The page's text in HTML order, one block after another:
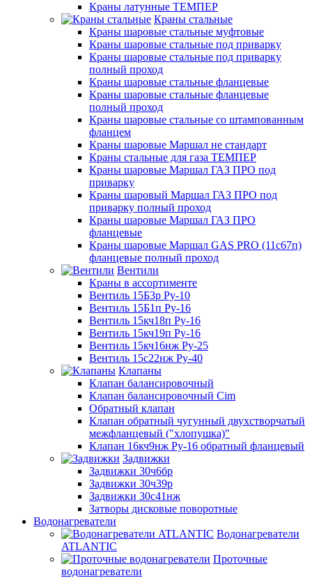
Краны латунные ТЕМПЕР
Краны стальные
Краны шаровые стальные муфтовые
Краны шаровые стальные под приварку
Краны шаровые стальные под приварку
полный проход
Краны шаровые стальные фланцевые
Краны шаровые стальные фланцевые
полный проход
Краны шаровые стальные со штампованным
фланцем
Краны шаровые Маршал не стандарт
Краны стальные для газа ТЕМПЕР
Краны шаровые Маршал ГАЗ ПРО под
приварку
Краны шаровый Маршал ГАЗ ПРО под
приварку полный проход
Краны шаровые Маршал ГАЗ ПРО
фланцевые
Краны шаровые Маршал GAS PRO (11с67п)
фланцевые полный проход
Вентили
Краны в ассортименте
Вентиль 15Б3р Ру-10
Вентиль 15Б1п Ру-16
Вентиль 15кч18п Ру-16
Вентиль 15кч19п Ру-16
Вентиль 15кч16нж Ру-25
Вентиль 15с22нж Ру-40
Клапаны
Клапан балансировочный
Клапан балансировочный Cim
Обратный клапан
Клапан обратный чугунный двухстворчатый
межфланцевый ("хлопушка)"
Клапан 16кч9нж Ру-16 обратный фланцевый
Задвижки
Задвижки 30ч6бр
Задвижки 30ч39р
Задвижки 30с41нж
Затворы дисковые поворотные
Водонагреватели
Водонагреватели
ATLANTIC
Проточные
водонагреватели